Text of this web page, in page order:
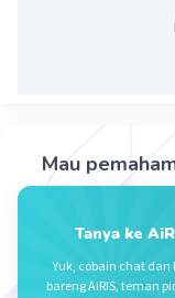
Mau
Tanya ke
Yuk, cobain chat dan
bareng AiRIS, teman